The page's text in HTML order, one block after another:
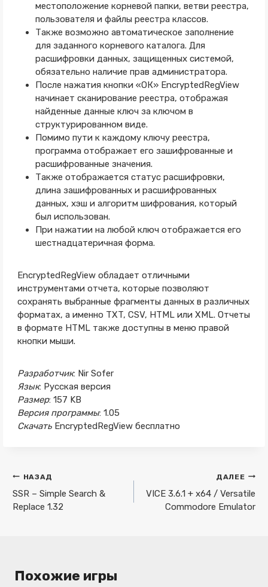
местоположение корневой папки, ветви реестра,
пользователя и файлы реестра классов.
Также возможно автоматическое заполнение
для заданного корневого каталога. Для
расшифровки данных, защищенных системой,
обязательно наличие прав администратора.
После нажатия кнопки «ОК» EncryptedRegView
начинает сканирование реестра, отображая
найденные данные ключ за ключом в
структурированном виде.
Помимо пути к каждому ключу реестра,
программа отображает его зашифрованные и
расшифрованные значения.
Также отображается статус расшифровки,
длина зашифрованных и расшифрованных
данных, хэш и алгоритм шифрования, который
был использован.
При нажатии на любой ключ отображается его
шестнадцатеричная форма.
EncryptedRegView обладает отличными
инструментами отчета, которые позволяют
сохранять выбранные фрагменты данных в различных
форматах, а именно TXT, CSV, HTML или XML. Отчеты
в формате HTML также доступны в меню правой
кнопки мыши.
Разработчик: Nir Sofer
Язык: Русская версия
Размер: 157 KB
Версия программы: 1.05
Скачать EncryptedRegView бесплатно
Навигация
по
записям
НАЗАД
SSR – Simple Search &
Replace 1.32
ДАЛЕЕ
VICE 3.6.1 + x64 / Versatile
Commodore Emulator
Похожие игры